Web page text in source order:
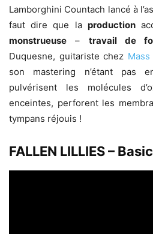
Lamborghini Countach lancé à
faut dire que la production
monstrueuse – travail de
Duquesne, guitariste chez
son mastering n’étant pas
pulvérisent les molécules
enceintes, perforent les
tympans réjouis !
FALLEN LILLIES –